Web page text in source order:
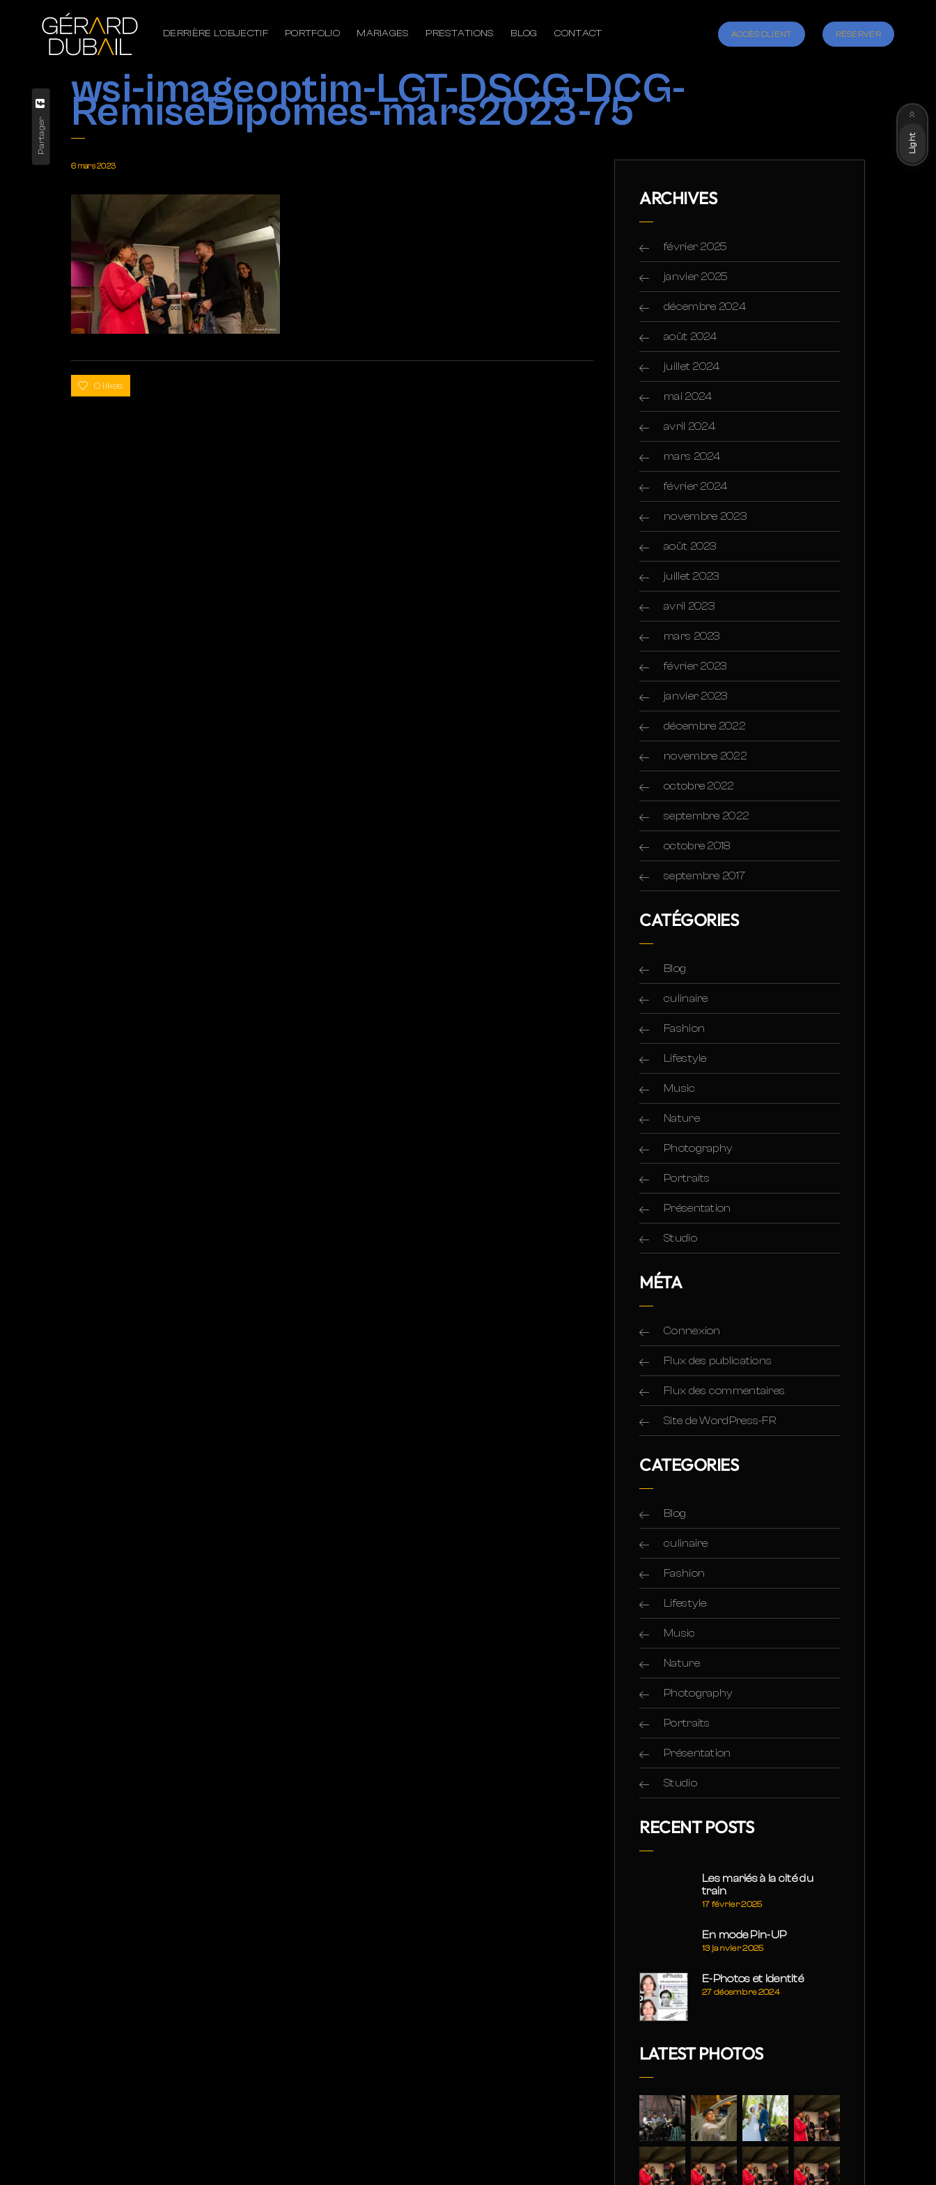
DERRIÈRE L’OBJECTIF PORTFOLIO MARIAGES PRESTATIONS BLOG CONTACT ACCÈS CLIENT RÉSERVER
wsi-imageoptim-LGT-DSCG-DCG-
RemiseDipomes-mars2023-75
Partager
6 mars 2023
0 likes
ARCHIVES
février 2025
janvier 2025
décembre 2024
août 2024
juillet 2024
mai 2024
avril 2024
mars 2024
février 2024
novembre 2023
août 2023
juillet 2023
avril 2023
mars 2023
février 2023
janvier 2023
décembre 2022
novembre 2022
octobre 2022
septembre 2022
octobre 2018
septembre 2017
CATÉGORIES
Blog
culinaire
Fashion
Lifestyle
Music
Nature
Photography
Portraits
Présentation
Studio
MÉTA
Connexion
Flux des publications
Flux des commentaires
Site de WordPress-FR
CATEGORIES
Blog
culinaire
Fashion
Lifestyle
Music
Nature
Photography
Portraits
Présentation
Studio
RECENT POSTS
Les mariés à la cité du
train
17 février 2025
En mode Pin-UP
13 janvier 2025
E-Photos et Identité
27 décembre 2024
LATEST PHOTOS
Light
Dark